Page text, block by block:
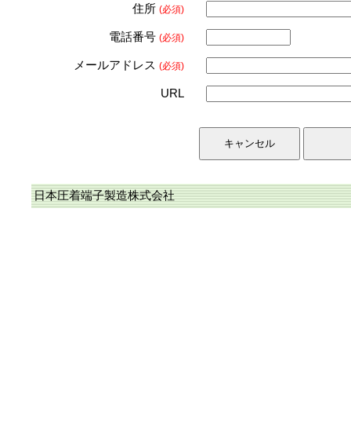
住所 (必須)
電話番号 (必須)
メールアドレス (必須)
URL
日本圧着端子製造株式会社